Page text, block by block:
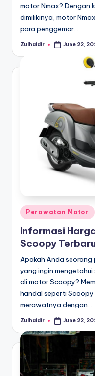
motor Nmax? Dengan
dimilikinya, motor
para penggemar…
Posted
Zulhaidir June 22,
Posted
in
Perawatan Motor
Informasi
Scoopy Terbaru
Apakah Anda seorang
yang ingin
oli motor Scoopy?
handal seperti
merawatnya dengan…
Posted
Zulhaidir June 22,